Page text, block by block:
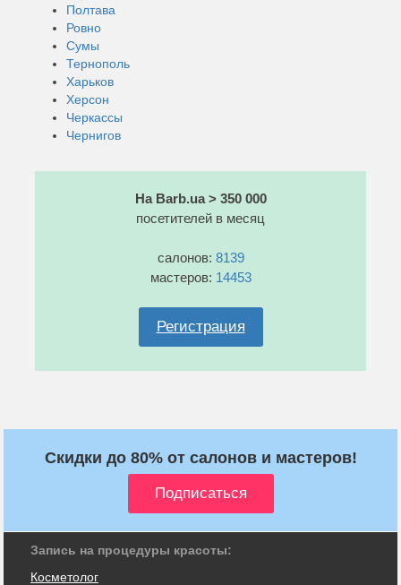
Полтава
Ровно
Сумы
Тернополь
Харьков
Херсон
Черкассы
Чернигов
На Barb.ua > 350 000
посетителей в месяц
салонов: 8139
мастеров: 14453
Регистрация
Скидки до 80% от салонов и мастеров!
Запись на процедуры красоты:
Косметолог